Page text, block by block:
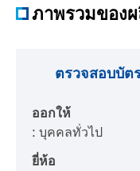
ภาพรวมของ
ตรวจสอบบัต
ออกให้
: บุคคลทั่วไป
ยี่ห้อ